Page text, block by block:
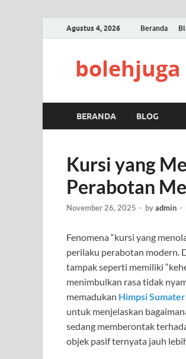
Agustus 4, 2026 Beranda
bolehjuga
BERANDA BLOG
Kursi yang
Perabotan
November 26, 2025 - byadmin -
Fenomena “kursi yang
perilaku perabotan modern.
tampak seperti memiliki
menimbulkan rasa tidak
memadukan Himpsi
untuk menjelaskan
sedang memberontak
objek pasif ternyata jauh